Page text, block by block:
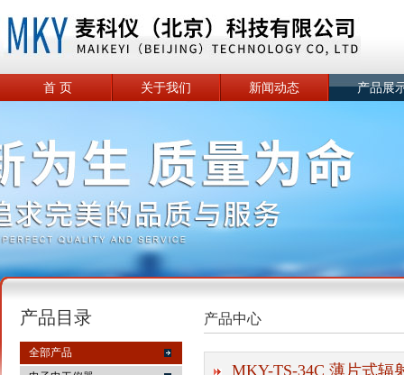
首 页 关于我们 新闻动态 产品展
产品目录
全部产品
产品中心
MKY-TS-34C 薄片式辐